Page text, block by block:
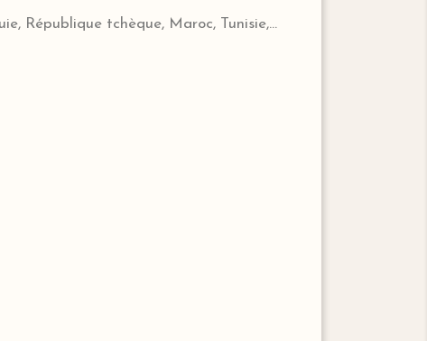
République tchèque, Maroc, Tunisie,...